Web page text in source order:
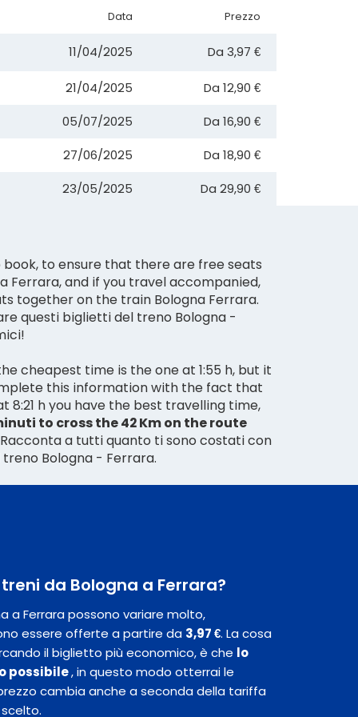
Data Prezzo
11/04/2025 Da 3,97 €
21/04/2025 Da 12,90 €
05/07/2025 Da 16,90 €
27/06/2025 Da 18,90 €
23/05/2025 Da 29,90 €
to ensure that there are free seats
Ferrara, and if you travel accompanied,
together on the train Bologna Ferrara.
questi biglietti del treno Bologna -
cheapest time is the one at 1:55 h, but it
this information with the fact that
8:21 h you have the best travelling time,
to cross the 42 Km on the route
a tutti quanto ti sono costati con
Bologna - Ferrara.
da Bologna a Ferrara?
a Ferrara possono variare molto,
essere offerte a partire da 3,97 €. La cosa
il biglietto più economico, è che lo
possibile, in questo modo otterrai le
cambia anche a seconda della tariffa